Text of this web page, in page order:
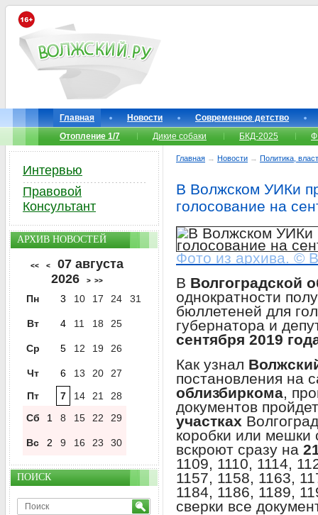
Главная Новости
Современное детство
Отопление 1/7
Дикие собаки БКД-2025
Главная → Новости → Политика,
В Волжском УИКи
голосование на
Фото из архива. ©
В Волгоградской
однократности
бюллетеней для
губернатора и
сентября 2019
Как узнал
постановления на
облизбиркома,
документов
участках
коробки или мешки
вскроют сразу на
1109, 1110, 1114,
1157, 1158, 1163,
1184, 1186, 1189,
сверки все
Интервью
Правовой
Консультант
АРХИВ НОВОСТЕЙ
<< <
07 августа
2026
> >>
Пн 3 10 17 24 31
Вт 4 11 18 25
Ср 5 12 19 26
Чт 6 13 20
27
Пт
7 14 21
28
Сб
1 8 15 22 29
Вс 2 9 16 23 30
ПОИСК